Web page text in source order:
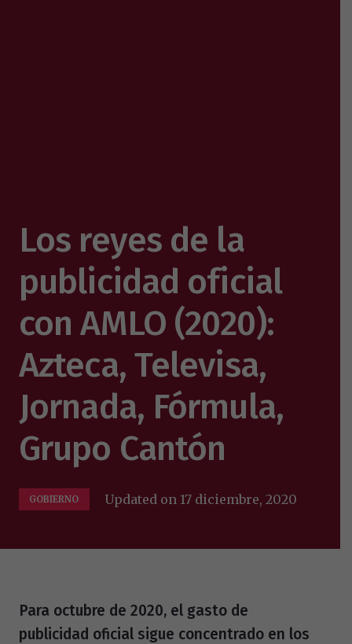
Los reyes de la
publicidad oficial
con AMLO (2020):
Azteca, Televisa,
Jornada, Fórmula,
Grupo Cantón
GOBIERNO Updated on 17 diciembre, 2020
Para octubre de 2020, el gasto de
publicidad oficial sigue concentrado en los